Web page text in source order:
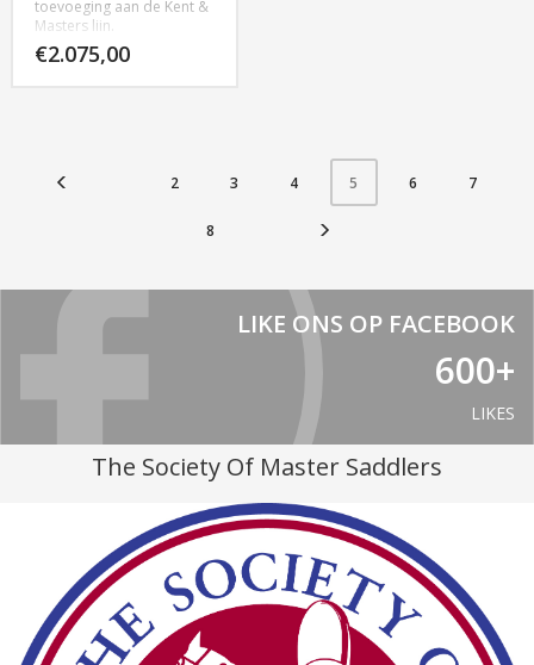
toevoeging aan de Kent &
Masters lijn.
Dit nieuwe springzadel is
uitgevoerd met een
Verkrijgbaar in zwart en
€2.075,00
2 3 4 5 6 7
8
LIKE ONS OP FACEBOOK
600+
LIKES
The Society Of Master Saddlers